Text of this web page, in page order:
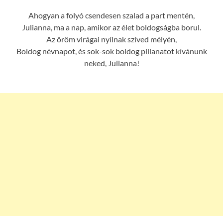
Ahogyan a folyó csendesen szalad a part mentén,
Julianna, ma a nap, amikor az élet boldogságba borul.
Az öröm virágai nyílnak szíved mélyén,
Boldog névnapot, és sok-sok boldog pillanatot kívánunk
neked, Julianna!